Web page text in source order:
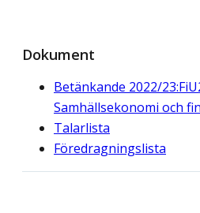
Dokument
Betänkande 2022/
Samhällsekonomi och
Talarlista
Föredragningslista